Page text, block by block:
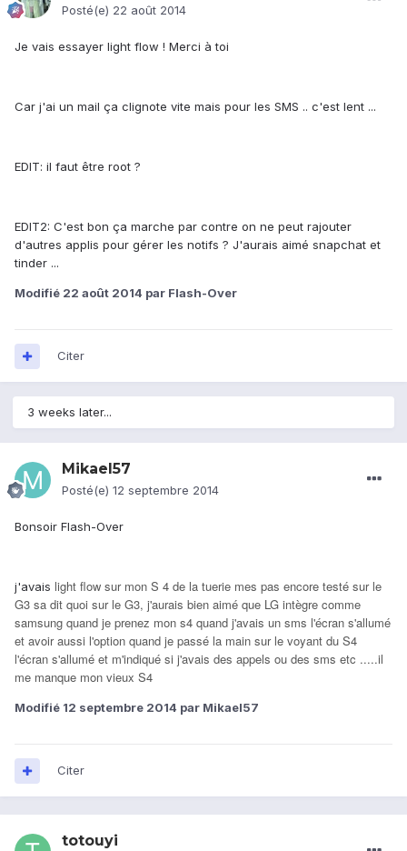
Posté(e) 22 août 2014
Je vais essayer light flow ! Merci à toi
Car j'ai un mail ça clignote vite mais pour les SMS .. c'est lent ...
EDIT: il faut être root ?
EDIT2: C'est bon ça marche par contre on ne peut rajouter
d'autres applis pour gérer les notifs ? J'aurais aimé snapchat et
tinder ...
Modifié 22 août 2014 par Flash-Over
Citer
3 weeks later...
Mikael57
Posté(e) 12 septembre 2014
Bonsoir Flash-Over
j'avais light flow sur mon S 4 de la tuerie mes pas encore testé sur le
G3 sa dit quoi sur le G3, j'aurais bien aimé que LG intègre comme
samsung quand je prenez mon s4 quand j'avais un sms l'écran s'allumé
et avoir aussi l'option quand je passé la main sur le voyant du S4
l'écran s'allumé et m'indiqué si j'avais des appels ou des sms etc .....il
me manque mon vieux S4
Modifié 12 septembre 2014 par Mikael57
Citer
totouyi